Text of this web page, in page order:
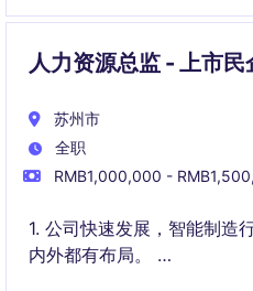
人力资源总监 - 上市民
苏州市
全职
RMB1,000,000 -
1. 公司快速发展，智能制造
内外都有布局。